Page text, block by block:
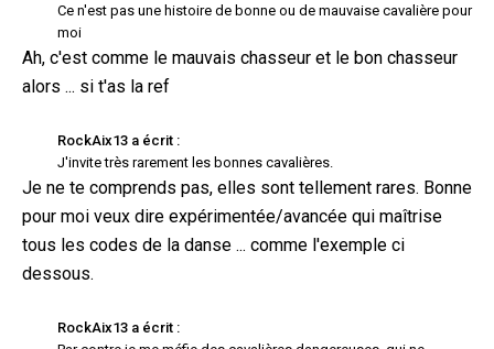
Ce n'est pas une histoire de bonne ou de mauvaise cavalière pour
moi
Ah, c'est comme le mauvais chasseur et le bon chasseur
alors ... si t'as la ref
RockAix13 a écrit :
J'invite très rarement les bonnes cavalières.
Je ne te comprends pas, elles sont tellement rares. Bonne
pour moi veux dire expérimentée/avancée qui maîtrise
tous les codes de la danse ... comme l'exemple ci
dessous.
RockAix13 a écrit :